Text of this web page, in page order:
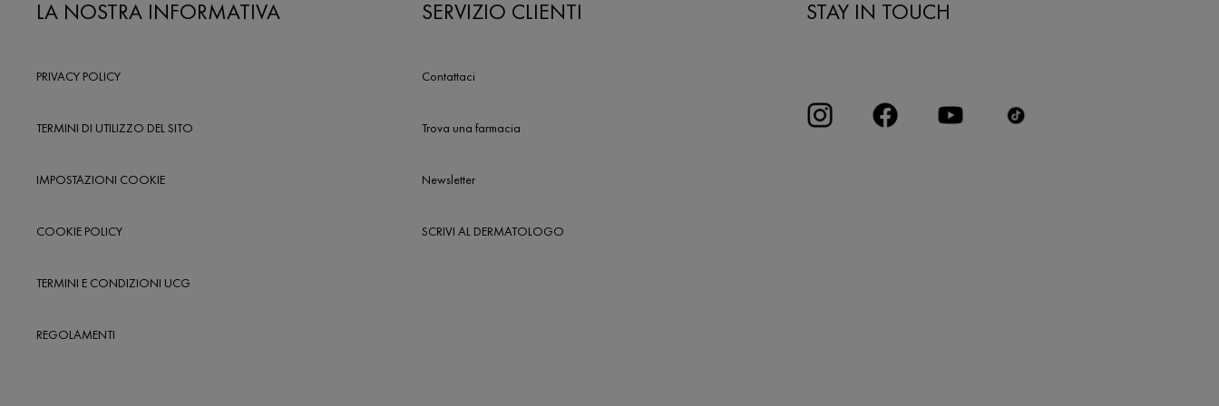
LA NOSTRA INFORMATIVA
PRIVACY POLICY
TERMINI DI UTILIZZO DEL SITO
IMPOSTAZIONI COOKIE
COOKIE POLICY
TERMINI E CONDIZIONI UCG
REGOLAMENTI
SERVIZIO CLIENTI
Contattaci
Trova una farmacia
Newsletter
SCRIVI AL DERMATOLOGO
STAY IN TOUCH